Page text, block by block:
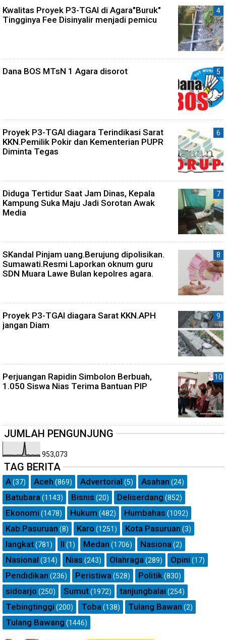
Kwalitas Proyek P3-TGAI di Agara"Buruk"
Tingginya Fee Disinyalir menjadi pemicu
Dana BOS MTsN 1 Agara disorot
Proyek P3-TGAI diagara Terindikasi Sarat
KKN.Pemilik Pokir dan Kementerian PUPR
Diminta Tegas
Diduga Tertidur Saat Jam Dinas, Kepala
Kampung Suka Maju Jadi Sorotan Awak
Media
SKandal Pinjam uang.Berujung dipolisikan.
Sumawati.Resmi Laporkan oknum guru
SDN Muara Lawe Bulan kepolres agara.
Proyek P3-TGAI diagara Sarat KKN.APH
jangan Diam
Perjuangan Rapidin Simbolon Berbuah,
1.050 Siswa Nias Terima Bantuan PIP
JUMLAH PENGUNJUNG
953,073
TAG BERITA
A(37) Aceh (869) Advertorial (5) Asahan (24)
Batubara (1143) Bisnis (20) Deliserdang (852)
Ekonomi (1478) Hukum (482) Humbahas (1092)
Kab.Pasuruan (8) Karo (1251) Kota Pasuruan (3)
langkat(781) ll (1) Medan (1706) Nasiona (2)
Nasional (314) Nias (243) Olahraga (289) Opini (17)
Pendidikan (236) Peristiwa (528) Politik(830)
sidoarjo (250) Sumut(1972) tanjungbalai (254)
Tebingtinggi (200) Toba (138) Tulang Bawan (2)
Tulang Bawang (1446)